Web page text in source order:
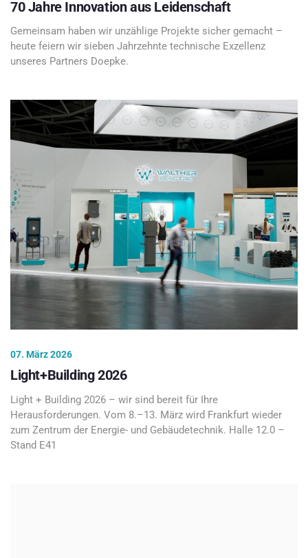
70 Jahre Innovation aus Leidenschaft
Gemeinsam haben wir unzählige Projekte sicher gemacht –
heute feiern wir sieben Jahrzehnte technische Exzellenz
unseres Partners Doepke.
07. März 2026
Light+Building 2026
Light + Building 2026 – wir sind bereit für Ihre
Herausforderungen. Vom 8.–13. März wird Frankfurt wieder
zum Zentrum der Energie- und Gebäudetechnik. Halle 12.0 –
Stand E41